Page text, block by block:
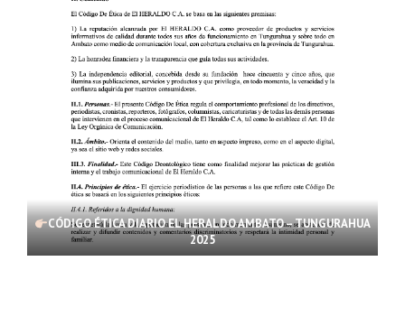
CÓDIGO ÉTICA DIARIO EL HERALDO AMBATO – TUNGURAHUA
2025